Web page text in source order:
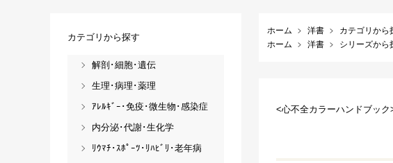
ホーム 洋書 カテゴリから
ホーム
洋書 シリーズから
<心不全カラーハンドブック
カテゴリから探す
解剖･細胞･遺伝
生理･病理･薬理
ｱﾚﾙｷﾞｰ･免疫･微生物･感染症
内分泌･代謝･生化学
ﾘｳﾏﾁ･ｽﾎﾟｰﾂ･ﾘﾊﾋﾞﾘ･老年病